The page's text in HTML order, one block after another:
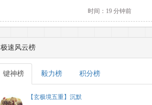
时间：19 分钟前
极速风云榜
键神榜 毅力榜 积分榜
【玄极境五重】沉默